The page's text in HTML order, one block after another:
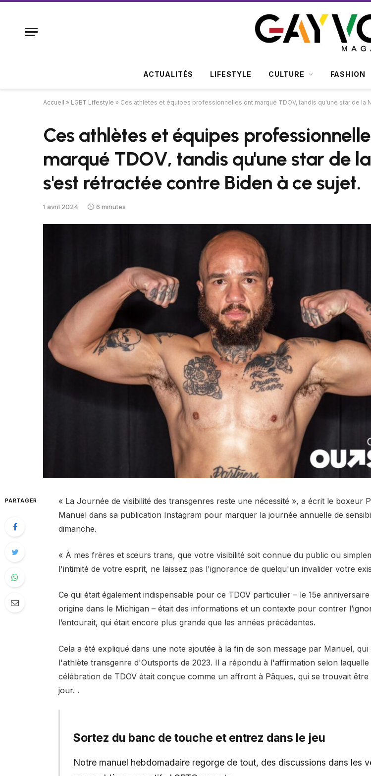
ACTUALITÉS LIFESTYLE CULTURE FASHION
Accueil » LGBT Lifestyle » Ces athlètes et équipes professionnelles ont marqué TDOV, tandis qu'une star de la
Ces athlètes et équipes
marqué TDOV, tandis qu'une star de
s'est rétractée contre Biden à ce sujet.
1 avril 2024 6 minutes
PARTAGER
« La Journée de visibilité des transgenres reste une nécessité », a écrit le boxeur
Manuel dans sa publication Instagram pour marquer la journée annuelle de
dimanche.
« À mes frères et sœurs trans, que votre visibilité soit connue du public ou
l'intimité de votre esprit, ne laissez pas l'ignorance de quelqu'un invalider votre
Ce qui était également indispensable pour ce TDOV particulier – le 15e
origine dans le Michigan – était des informations et un contexte pour contrer
l’entourait, qui était encore plus grande que les années précédentes.
Cela a été expliqué dans une note ajoutée à la fin de son message par Manuel, qui
l'athlète transgenre d'Outsports de 2023. Il a répondu à l'affirmation selon laquelle
célébration de TDOV était conçue comme un affront à Pâques, qui se trouvait être
jour. .
Sortez du banc de touche et entrez dans le jeu
Notre manuel hebdomadaire regorge de tout, des discussions dans les